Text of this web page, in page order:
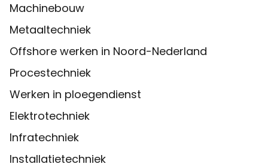
Machinebouw
Metaaltechniek
Offshore werken in Noord-Nederland
Procestechniek
Werken in ploegendienst
Elektrotechniek
Infratechniek
Installatietechniek